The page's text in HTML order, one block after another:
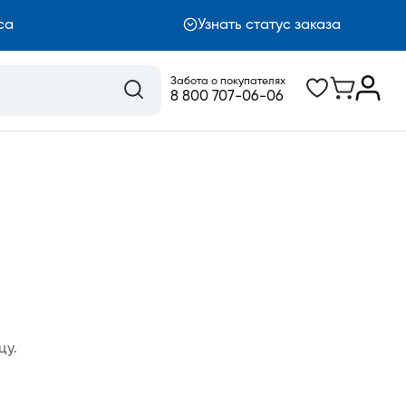
Узнать статус заказа
Забота о покупателях
8 800 707-06-06